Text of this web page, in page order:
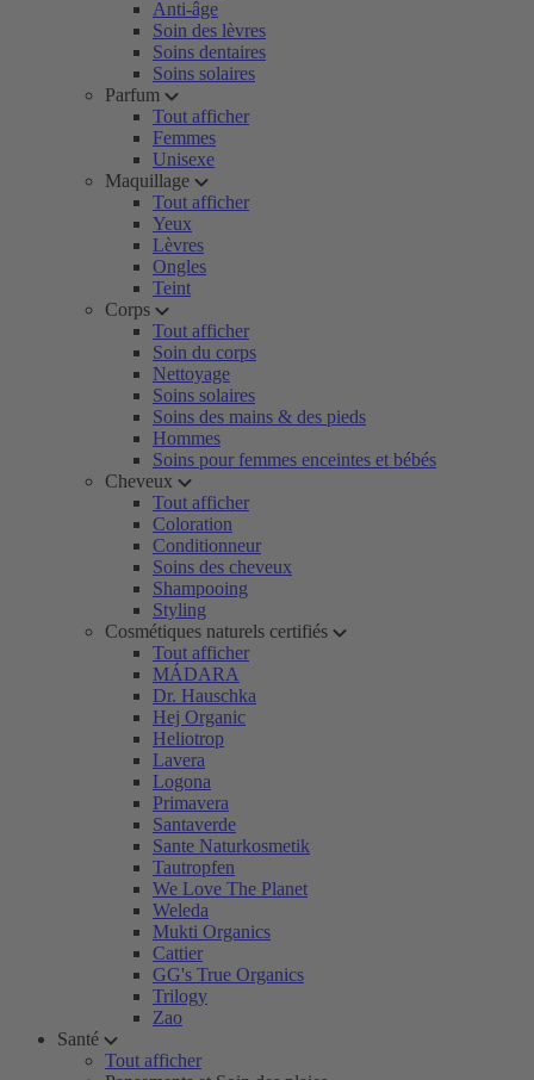
Anti-âge
Soin des lèvres
Soins dentaires
Soins solaires
Parfum
Tout afficher
Femmes
Unisexe
Maquillage
Tout afficher
Yeux
Lèvres
Ongles
Teint
Corps
Tout afficher
Soin du corps
Nettoyage
Soins solaires
Soins des mains & des pieds
Hommes
Soins pour femmes enceintes et bébés
Cheveux
Tout afficher
Coloration
Conditionneur
Soins des cheveux
Shampooing
Styling
Cosmétiques naturels certifiés
Tout afficher
MÁDARA
Dr. Hauschka
Hej Organic
Heliotrop
Lavera
Logona
Primavera
Santaverde
Sante Naturkosmetik
Tautropfen
We Love The Planet
Weleda
Mukti Organics
Cattier
GG's True Organics
Trilogy
Zao
Santé
Tout afficher